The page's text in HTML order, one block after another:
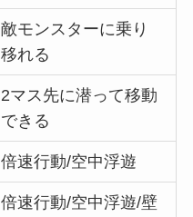
敵モンスターに乗り
移れる
2マス先に潜って移動
できる
倍速行動/空中浮遊
倍速行動/空中浮遊/壁